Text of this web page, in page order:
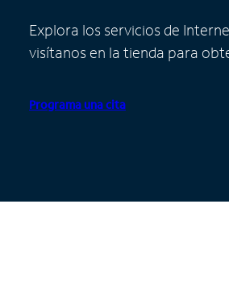
Explora los servicios de
visítanos en la tienda para
Programa una cita